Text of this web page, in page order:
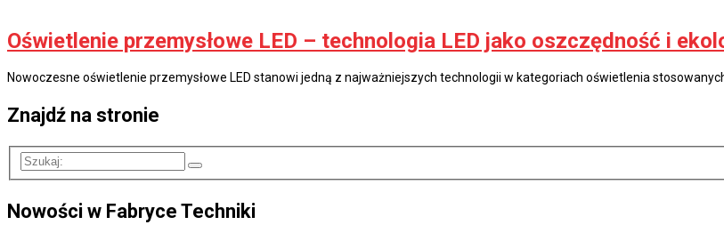
Oświetlenie przemysłowe LED – technologia LED jako oszczędność i
Nowoczesne oświetlenie przemysłowe LED stanowi jedną z najważniejszych technologii w kategoriach oświetlenia
Znajdź na stronie
Nowości w Fabryce Techniki